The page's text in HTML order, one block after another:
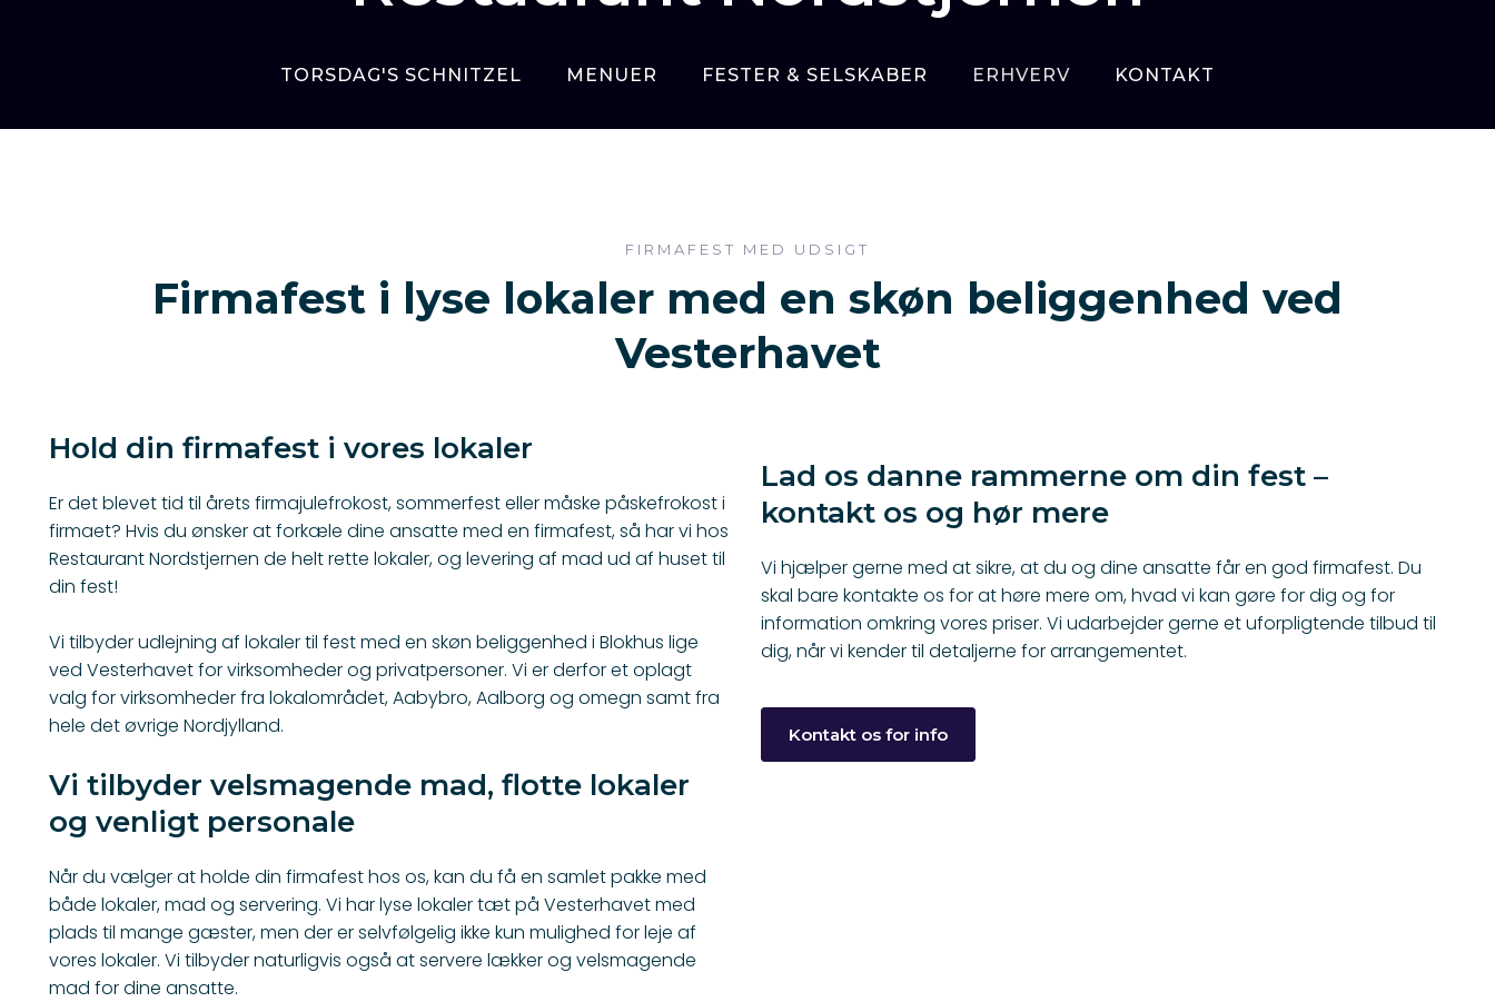
TORSDAG'S SCHNITZEL MENUER FESTER & SELSKABER ERHVERV KONTAKT
FIRMAFEST MED UDSIGT
Firmafest i lyse lokaler med en skøn beliggenhed ved
Vesterhavet
Hold din firmafest i vores lokaler
Er det blevet tid til årets firmajulefrokost, sommerfest eller måske påskefrokost i
firmaet? Hvis du ønsker at forkæle dine ansatte med en firmafest, så har vi hos
Restaurant Nordstjernen de helt rette lokaler, og levering afmad ud af husettil
din fest!
Vi tilbyder udlejning aflokaler til festmed en skøn beliggenhed i Blokhus lige
ved Vesterhavet for virksomheder og privatpersoner. Vi er derfor et oplagt
valg for virksomheder fra lokalområdet, Aabybro, Aalborg og omegn samt fra
hele det øvrige Nordjylland.
Vi tilbyder velsmagende mad, flotte lokaler
og venligt personale
Når du vælger at holde din firmafest hos os, kan du få en samlet pakke med
både lokaler, mad og servering. Vi har lyse lokaler tæt på Vesterhavet med
plads til mange gæster, men der er selvfølgelig ikke kun mulighed for leje af
vores lokaler. Vi tilbyder naturligvis også at servere lækker og velsmagende
mad for dine ansatte.
Lad os danne rammerne om din fest –
kontakt os og hør mere
Vi hjælper gerne med at sikre, at du og dine ansatte får en god firmafest. Du
skal bare kontakte os for at høre mere om, hvad vi kan gøre for dig og for
information omkring vores priser. Vi udarbejder gerne et uforpligtende tilbud til
dig, når vi kender til detaljerne for arrangementet.
​Kontakt os for info